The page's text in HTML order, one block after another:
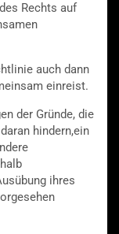
Rechts auf
auch dann
einreist.
der Gründe, die
hindern,ein
ihres